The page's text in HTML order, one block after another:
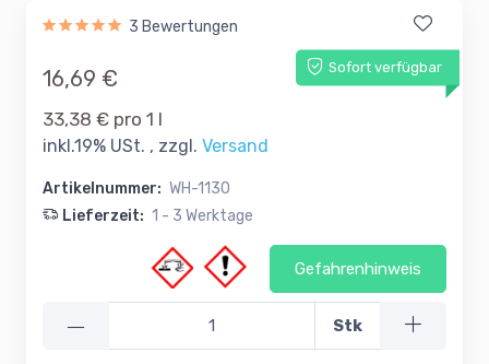
3 Bewertungen
Sofort verfügbar
16,69 €
33,38 € pro 1 l
inkl.19% USt. , zzgl. Versand
Artikelnummer: WH-1130
Lieferzeit: 1 - 3 Werktage
Gefahrenhinweis
— Stk